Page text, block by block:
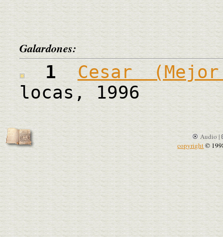
Galardones:
1Cesar
locas, 1996
Audio |
copyright©